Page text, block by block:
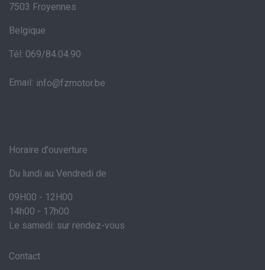
7503 Froyennes
Belgique
Tél: 069/84.04.90
Email: info@fzmotor.be
Horaire d'ouverture
Du lundi au Vendredi de
09H00 - 12H00
14h00 - 17h00
Le samedi: sur rendez-vous
Contact